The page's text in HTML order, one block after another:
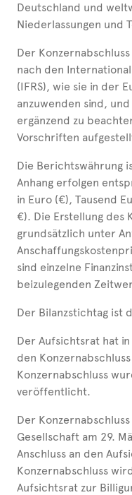
Deutschland und
Niederlassungen und
Der
nach den
(IFRS), wie sie in der
anzuwenden sind, und
ergänzend zu
Vorschriften
Die Berichtswährung
Anhang erfolgen
in Euro (€), Tausend
€). Die Erstellung des
grundsätzlich unter
sind einzelne
beizulegenden
Der Bilanzstichtag ist
Der Aufsichtsrat hat in
den
Konzernabschluss
veröffentlicht.
Der
Gesellschaft am 29.
Anschluss an den
Konzernabschluss
Aufsichtsrat zur